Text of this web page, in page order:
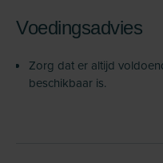
Voedingsadvies
Zorg dat er altijd
beschikbaar is.